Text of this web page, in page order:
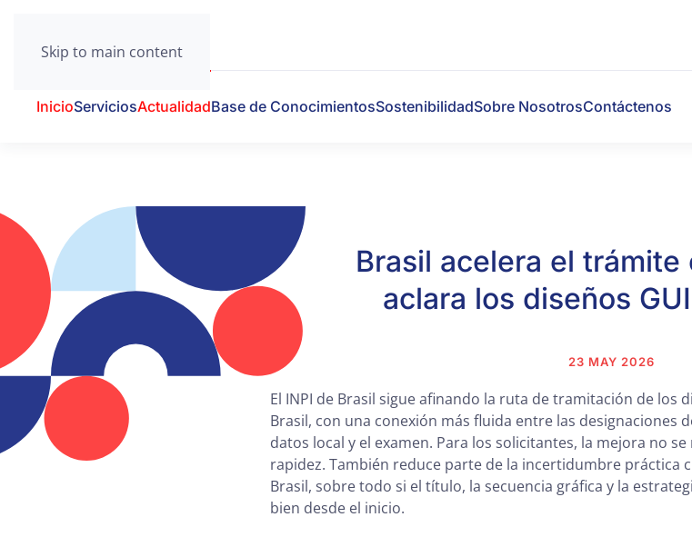
Skip to main content
InicioServiciosActualidadBase de ConocimientosSostenibilidadSobre NosotrosContáctenos
Brasil acelera el trámite
aclara los diseños
23 MAY 2026
El INPI de Brasil sigue afinando la ruta de tramitación de los
Brasil, con una conexión más fluida entre las designaciones
datos local y el examen. Para los solicitantes, la mejora no
rapidez. También reduce parte de la incertidumbre práctica
Brasil, sobre todo si el título, la secuencia gráfica y la
bien desde el inicio.